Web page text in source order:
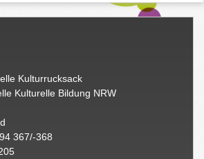
Kulturrucksack
Kulturelle Bildung NRW
367/-368